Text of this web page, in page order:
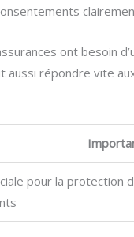
ont besoin
aussi répondre vite
pour la protection